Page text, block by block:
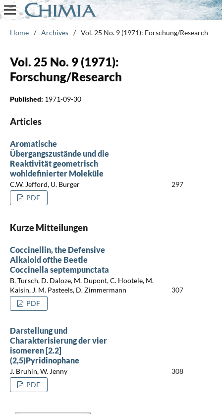
Home / Archives / Vol. 25 No. 9 (1971): Forschung/Research
Vol. 25 No. 9 (1971):
Forschung/Research
Published: 1971-09-30
Articles
Aromatische
Übergangszustände und die
Reaktivität geometrisch
wohldefinierter Moleküle
C.W. Jefford, U. Burger
297
PDF
Kurze Mitteilungen
Coccinellin, the Defensive
Alkaloid ofthe Beetle
Coccinella septempunctata
B. Tursch, D. Daloze, M. Dupont, C. Hootele, M.
Kaisin, J. M. Pasteels, D. Zimmermann
307
PDF
Darstellung und
Charakterisierung der vier
isomeren [2.2]
(2,5)Pyridinophane
J. Bruhin, W. Jenny
308
PDF